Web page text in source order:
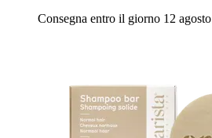
Consegna entro il giorno 12 agosto